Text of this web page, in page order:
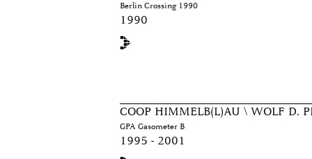
Berlin Crossing 1990
1990
COOP HIMMELB(L)AU \ WOLF D.
GPA Gasometer B
1995 - 2001